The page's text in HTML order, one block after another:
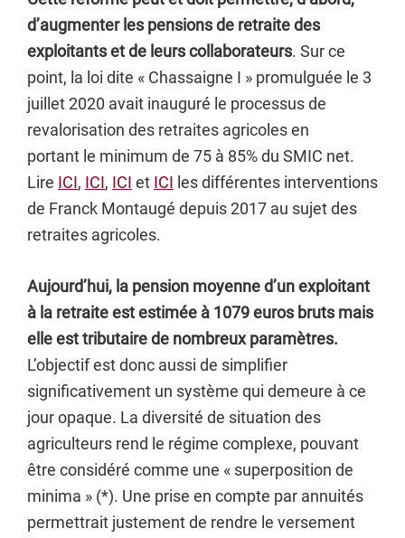
d’augmenter les pensions de retraite des
exploitants et de leurs collaborateurs. Sur ce
point, la loi dite « Chassaigne I » promulguée le 3
juillet 2020 avait inauguré le processus de
revalorisation des retraites agricoles en
portant le minimum de 75 à 85% du SMIC net.
Lire ICI, ICI, ICI et ICI les différentes interventions
de Franck Montaugé depuis 2017 au sujet des
retraites agricoles.
Aujourd’hui, la pension moyenne d’un exploitant
à la retraite est estimée à 1079 euros bruts mais
elle est tributaire de nombreux paramètres.
L’objectif est donc aussi de simplifier
significativement un système qui demeure à ce
jour opaque. La diversité de situation des
agriculteurs rend le régime complexe, pouvant
être considéré comme une « superposition de
minima » (*). Une prise en compte par annuités
permettrait justement de rendre le versement